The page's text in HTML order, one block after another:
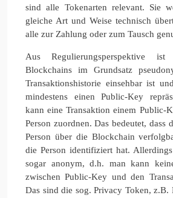
sind alle Tokenarten relevant. Sie
gleiche Art und Weise technisch
alle zur Zahlung oder zum Tausch
Aus Regulierungsperspektive ist
Blockchains im Grundsatz
Transaktionshistorie einsehbar ist
mindestens einen Public-Key
kann eine Transaktion einem Public-
Person zuordnen. Das bedeutet, dass
Person über die Blockchain
die Person identifiziert hat.
sogar anonym, d.h. man kann
zwischen Public-Key und den
Das sind die sog. Privacy Token, z.B.